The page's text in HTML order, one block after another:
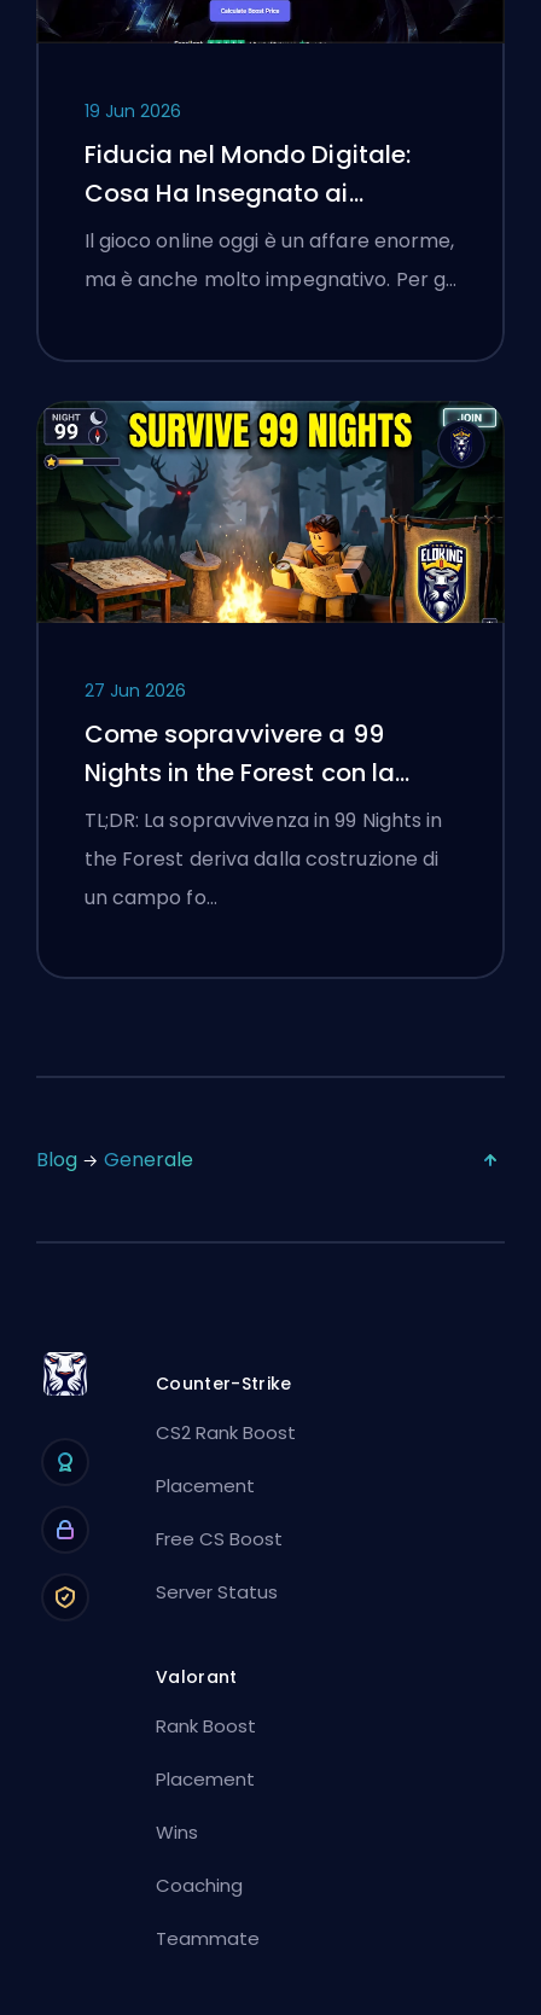
19 Jun 2026
Fiducia nel Mondo Digitale:
Cosa Ha Insegnato ai
Giocatori Polacchi Scegliere
una Piattaforma di Boosting
Il gioco online oggi è un affare enorme,
ma è anche molto impegnativo. Per g…
27 Jun 2026
Come sopravvivere a 99
Nights in the Forest con la
Bussola
TL;DR: La sopravvivenza in 99 Nights in
the Forest deriva dalla costruzione di
un campo fo…
Blog Generale
Counter-Strike
CS2 Rank Boost
Placement
Free CS Boost
Server Status
Valorant
Rank Boost
Placement
Wins
Coaching
Teammate